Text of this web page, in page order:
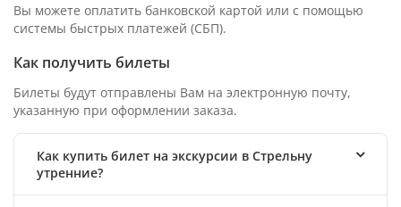
Вы можете оплатить банковской картой или с помощью
системы быстрых платежей (СБП).
Как получить билеты
Билеты будут отправлены Вам на электронную почту,
указанную при оформлении заказа.
Как купить билет на экскурсии в Стрельну
утренние?